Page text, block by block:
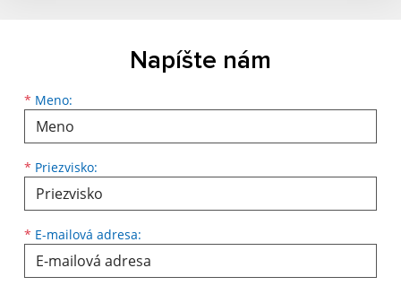
Napíšte nám
* Meno:
Meno
* Priezvisko:
Priezvisko
* E-mailová adresa:
E-mailová adresa